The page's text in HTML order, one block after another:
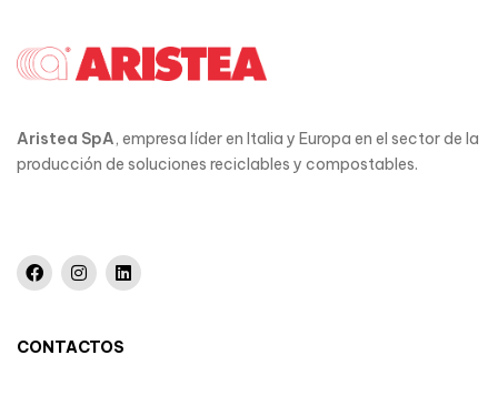
Aristea SpA, empresa líder en Italia y Europa en el sector de la
producción de soluciones reciclables y compostables.
CONTACTOS